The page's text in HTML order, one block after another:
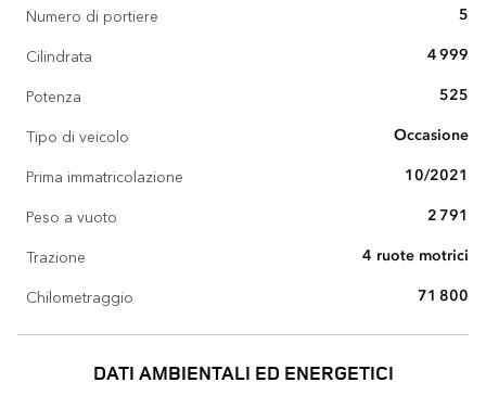
Numero di portiere 5
Cilindrata 4 999
Potenza 525
Tipo di veicolo Occasione
Prima immatricolazione 10/2021
Peso a vuoto 2 791
Trazione 4 ruote motrici
Chilometraggio 71 800
DATI AMBIENTALI ED ENERGETICI